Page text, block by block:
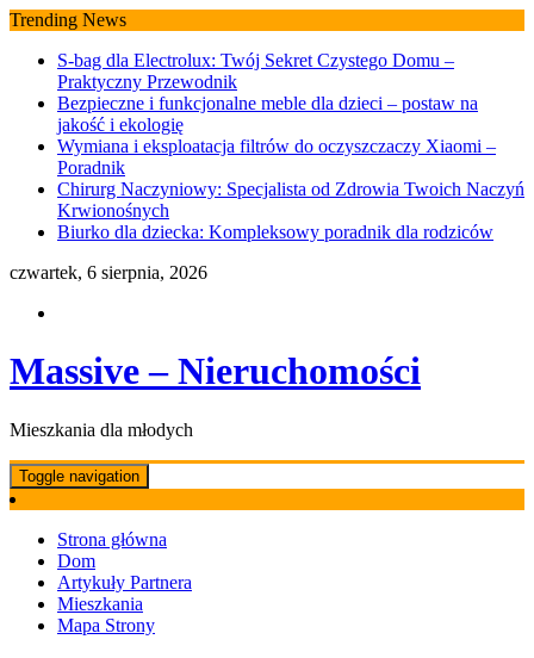
Skip
content
Trending News
S-bag dla Electrolux: Twój Sekret Czystego Domu –
Praktyczny Przewodnik
Bezpieczne i funkcjonalne meble dla dzieci – postaw na
jakość i ekologię
Wymiana i eksploatacja filtrów do oczyszczaczy Xiaomi –
Poradnik
Chirurg Naczyniowy: Specjalista od Zdrowia Twoich Naczyń
Krwionośnych
Biurko dla dziecka: Kompleksowy poradnik dla rodziców
czwartek, 6 sierpnia, 2026
Massive – Nieruchomości
Mieszkania dla młodych
Toggle navigation
Strona główna
Dom
Artykuły Partnera
Mieszkania
Mapa Strony